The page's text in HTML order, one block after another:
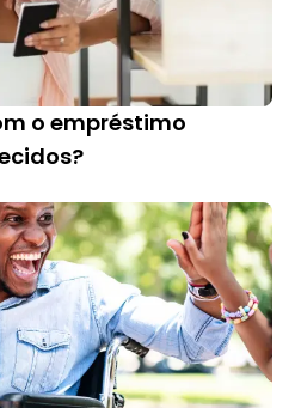
o empréstimo